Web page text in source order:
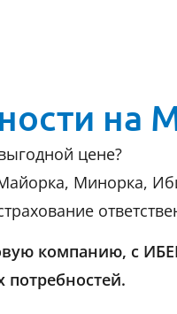
на
цене?
Минорка,
компанию, с